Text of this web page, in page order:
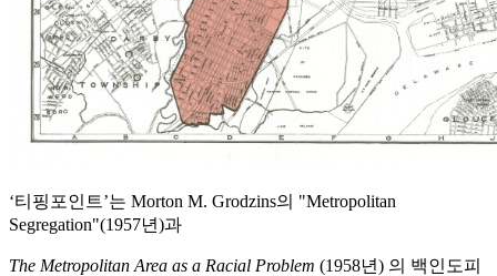
‘티핑포인트’는 Morton M. Grodzins의 "Metropolitan
Segregation"(1957년)과
The Metropolitan Area as a Racial Problem (1958년) 의 백인도피